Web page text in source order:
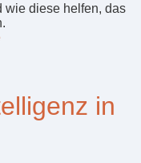
wie diese helfen, das
in